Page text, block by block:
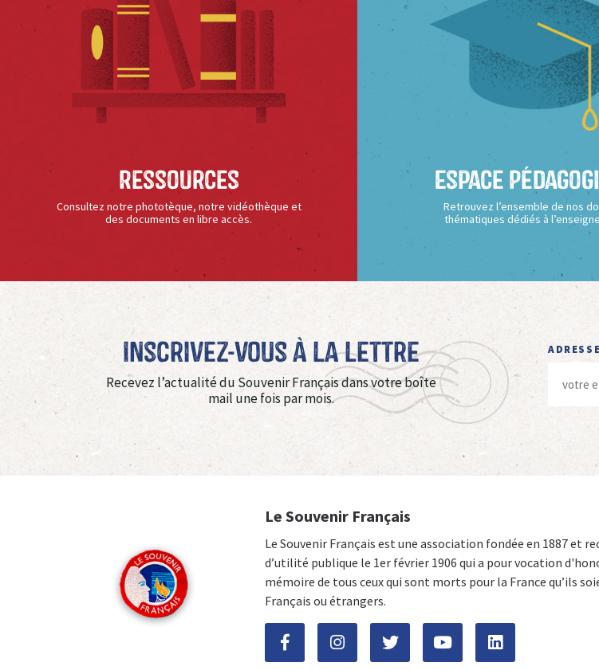
Ressources
Consultez notre phototèque, notre vidéothèque et
des documents en libre accès.
Espace
Retrouvez l’ensemble de nos
thématiques dédiés à
Inscrivez-vous à La Lettre
Recevez l’actualité du Souvenir Français dans votre boîte
mail une fois par mois.
Le Souvenir Français
Le Souvenir Français est une association fondée en 1887 et
d’utilité publique le 1er février 1906 qui a pour vocation
mémoire de tous ceux qui sont morts pour la France qu’ils
Français ou étrangers.